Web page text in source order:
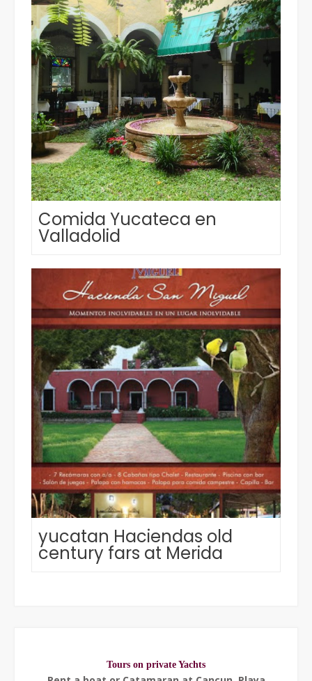
Comida Yucateca en
Valladolid
yucatan Haciendas old
century fars at Merida
Tours on private Yachts